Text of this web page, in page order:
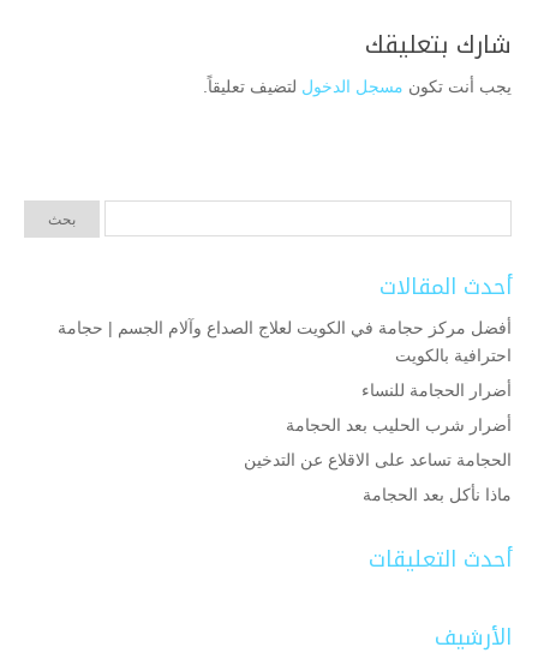
شارك بتعليقك
يجب أنت تكون مسجل الدخول لتضيف تعليقاً.
أحدث المقالات
أفضل مركز حجامة في الكويت لعلاج الصداع وآلام الجسم | حجامة
احترافية بالكويت
أضرار الحجامة للنساء
أضرار شرب الحليب بعد الحجامة
الحجامة تساعد على الاقلاع عن التدخين
ماذا نأكل بعد الحجامة
أحدث التعليقات
الأرشيف